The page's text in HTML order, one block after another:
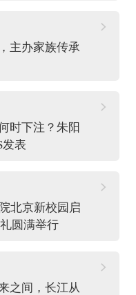
主办家族传承
时下注？朱阳
表
北京新校园启
圆满举行
之间，长江从